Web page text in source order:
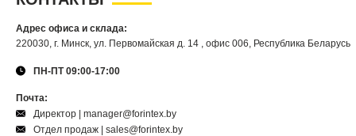
Адрес офиса и склада:
220030, г. Минск, ул. Первомайская д. 14 , офис 006, Республика Беларусь
ПН-ПТ 09:00-17:00
Почта:
Директор | manager@forintex.by
Отдел продаж | sales@forintex.by